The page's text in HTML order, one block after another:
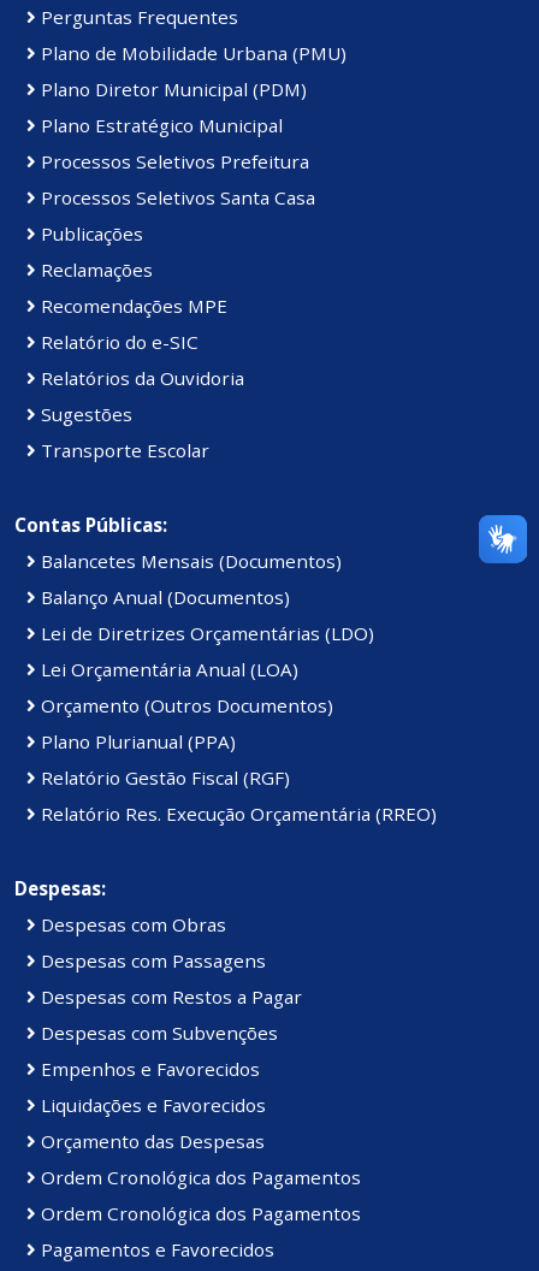
Perguntas Frequentes
Plano de Mobilidade Urbana (PMU)
Plano Diretor Municipal (PDM)
Plano Estratégico Municipal
Processos Seletivos Prefeitura
Processos Seletivos Santa Casa
Publicações
Reclamações
Recomendações MPE
Relatório do e-SIC
Relatórios da Ouvidoria
Sugestões
Transporte Escolar
Contas Públicas:
Balancetes Mensais (Documentos)
Balanço Anual (Documentos)
Lei de Diretrizes Orçamentárias (LDO)
Lei Orçamentária Anual (LOA)
Orçamento (Outros Documentos)
Plano Plurianual (PPA)
Relatório Gestão Fiscal (RGF)
Relatório Res. Execução Orçamentária (RREO)
Despesas:
Despesas com Obras
Despesas com Passagens
Despesas com Restos a Pagar
Despesas com Subvenções
Empenhos e Favorecidos
Liquidações e Favorecidos
Orçamento das Despesas
Ordem Cronológica dos Pagamentos
Ordem Cronológica dos Pagamentos
Pagamentos e Favorecidos